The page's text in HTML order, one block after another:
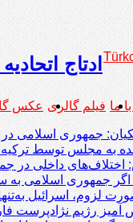
ادتاج
ما فیلم گالری عکس
جمهوری اسلامی در
به مجلس توسط
داخلی در
جمهوری اسلامی به
لزوم، اسرائیل
آمیز رژیم نژادپرست